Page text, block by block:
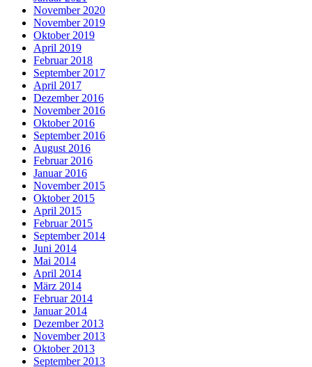
November 2020
November 2019
Oktober 2019
April 2019
Februar 2018
September 2017
April 2017
Dezember 2016
November 2016
Oktober 2016
September 2016
August 2016
Februar 2016
Januar 2016
November 2015
Oktober 2015
April 2015
Februar 2015
September 2014
Juni 2014
Mai 2014
April 2014
März 2014
Februar 2014
Januar 2014
Dezember 2013
November 2013
Oktober 2013
September 2013